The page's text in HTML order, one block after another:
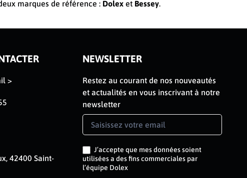
marques de référence : Dolex et Bessey.
>
42400 Saint-
NEWSLETTER
Restez au courant de nos nouveautés
et actualités en vous inscrivant à notre
newsletter
Newsletter
Signup
J’accepte que mes données soient
utilisées a des fins commerciales par
l’équipe Dolex